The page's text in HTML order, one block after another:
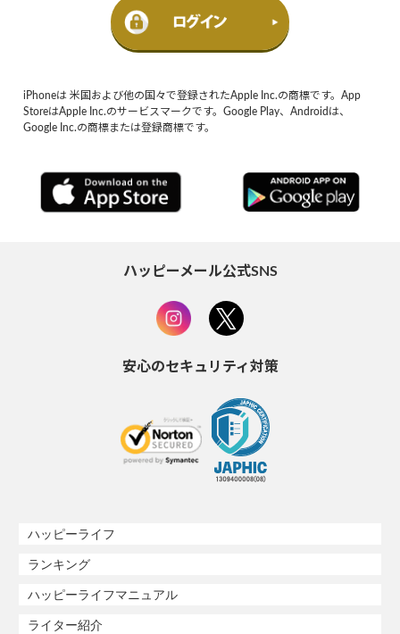
iPhoneは 米国および他の国々で登録されたApple Inc.の商標です。App
StoreはApple Inc.のサービスマークです。Google Play、Androidは、
Google Inc.の商標または登録商標です。
ハッピーメール公式SNS
安心のセキュリティ対策
ハッピーライフ
ランキング
ハッピーライフマニュアル
ライター紹介